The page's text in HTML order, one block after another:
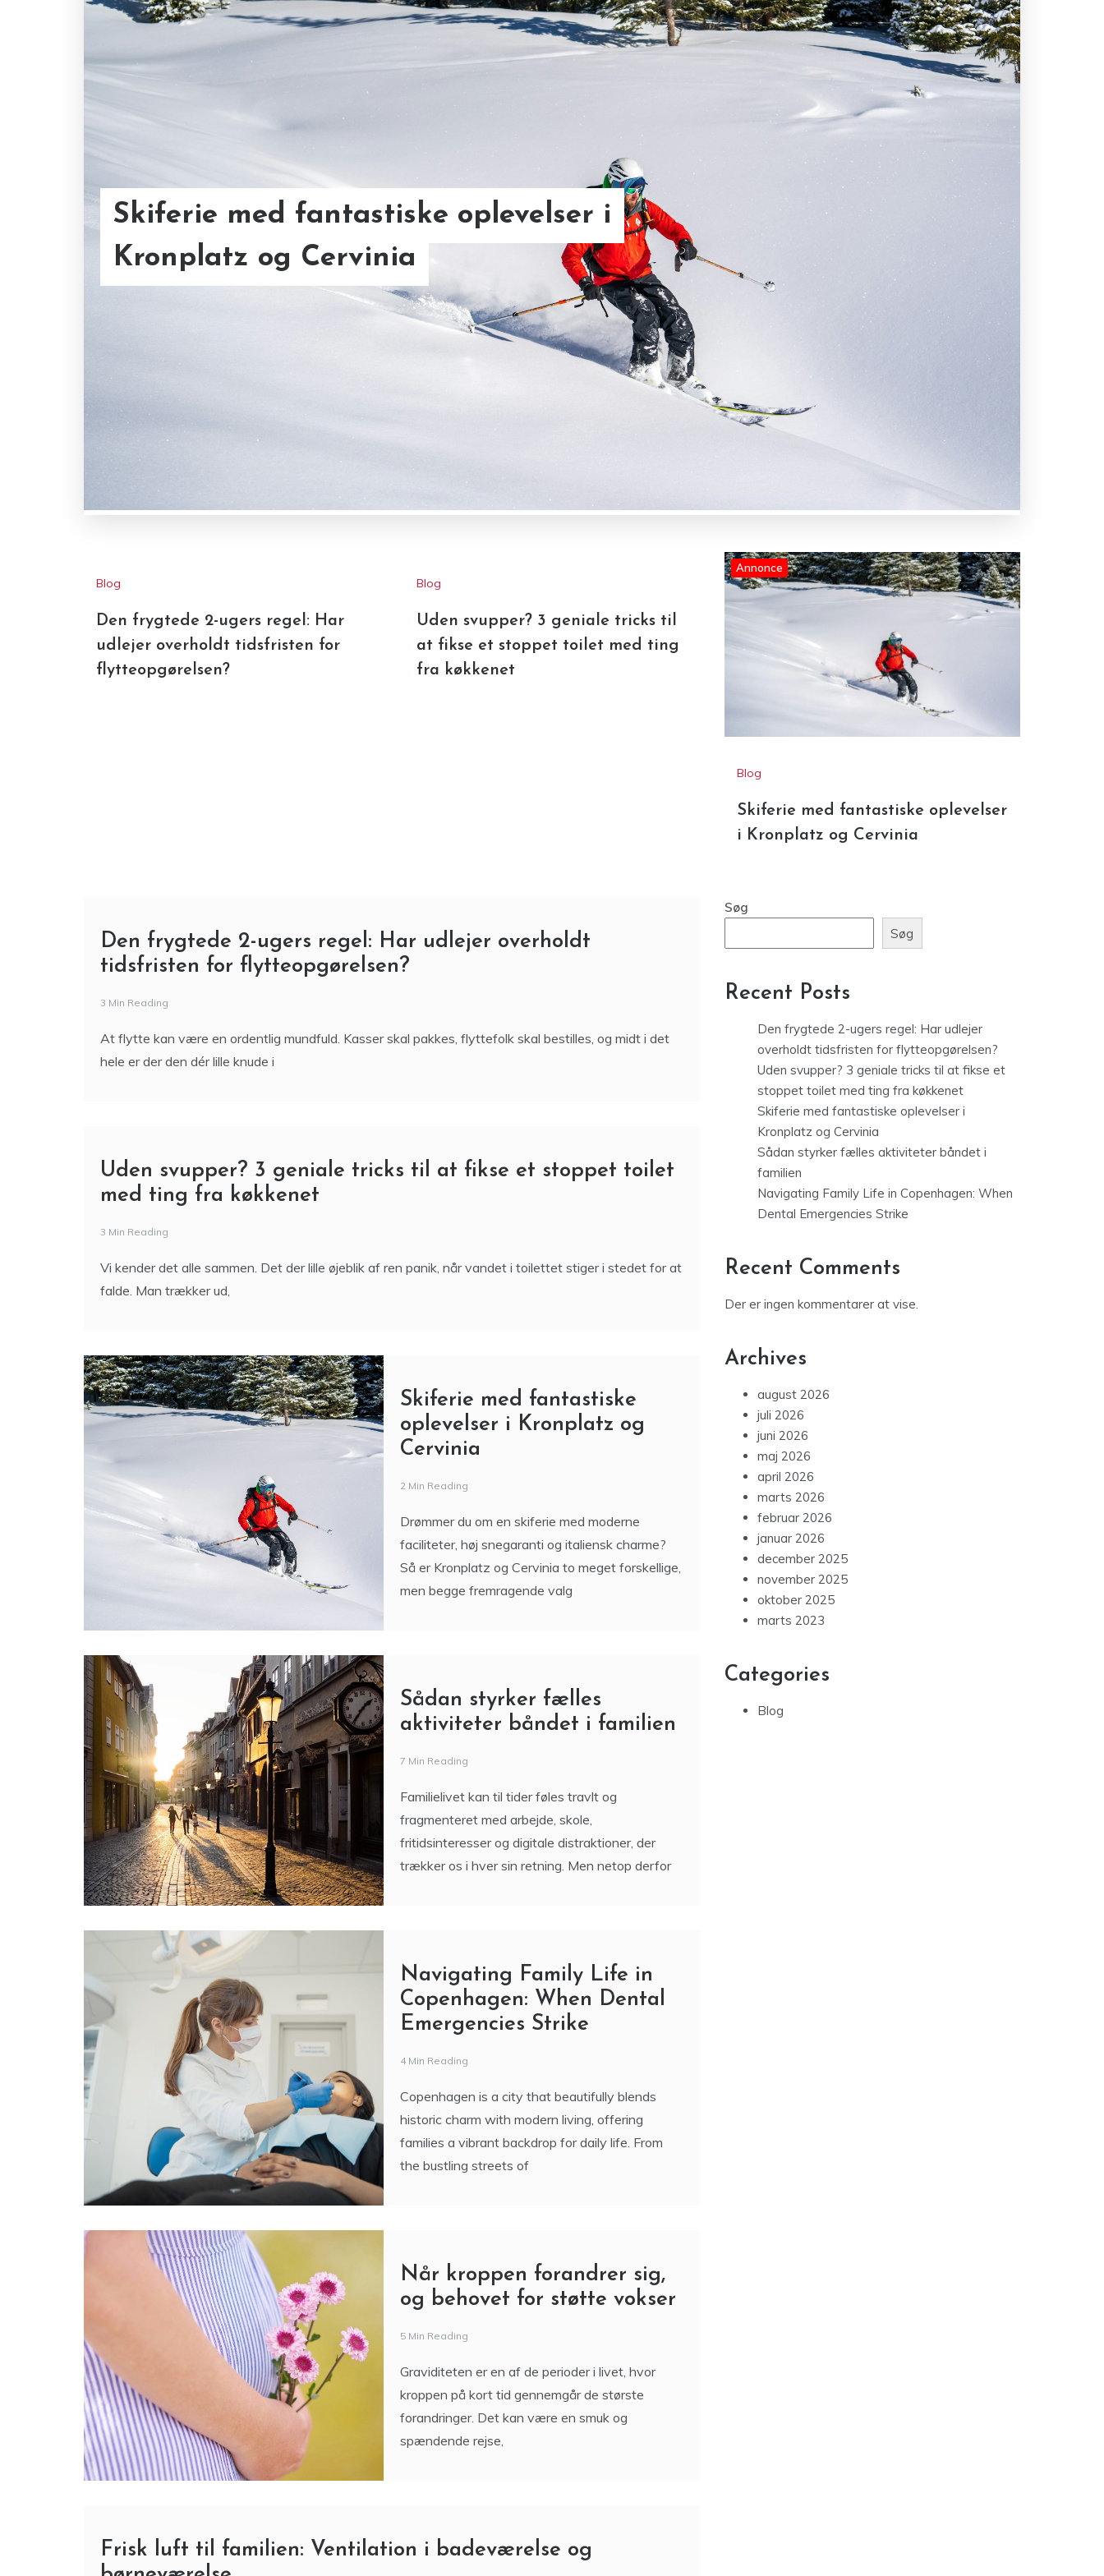
Skiferie med fantastiske oplevelser i
Kronplatz og Cervinia
Blog
Den frygtede 2-ugers regel: Har
udlejer overholdt tidsfristen for
flytteopgørelsen?
Blog
Uden svupper? 3 geniale tricks til
at fikse et stoppet toilet med ting
fra køkkenet
Annonce
Blog
Skiferie med fantastiske oplevelser
i Kronplatz og Cervinia
Den frygtede 2-ugers regel: Har udlejer overholdt
tidsfristen for flytteopgørelsen?
3 Min Reading
At flytte kan være en ordentlig mundfuld. Kasser skal pakkes, flyttefolk skal bestilles, og midt i det
hele er der den dér lille knude i
Uden svupper? 3 geniale tricks til at fikse et stoppet toilet
med ting fra køkkenet
3 Min Reading
Vi kender det alle sammen. Det der lille øjeblik af ren panik, når vandet i toilettet stiger i stedet for at
falde. Man trækker ud,
Skiferie med fantastiske
oplevelser i Kronplatz og
Cervinia
2 Min Reading
Drømmer du om en skiferie med moderne
faciliteter, høj snegaranti og italiensk charme?
Så er Kronplatz og Cervinia to meget forskellige,
men begge fremragende valg
Sådan styrker fælles
aktiviteter båndet i familien
7 Min Reading
Familielivet kan til tider føles travlt og
fragmenteret med arbejde, skole,
fritidsinteresser og digitale distraktioner, der
trækker os i hver sin retning. Men netop derfor
Navigating Family Life in
Copenhagen: When Dental
Emergencies Strike
4 Min Reading
Copenhagen is a city that beautifully blends
historic charm with modern living, offering
families a vibrant backdrop for daily life. From
the bustling streets of
Når kroppen forandrer sig,
og behovet for støtte vokser
5 Min Reading
Graviditeten er en af de perioder i livet, hvor
kroppen på kort tid gennemgår de største
forandringer. Det kan være en smuk og
spændende rejse,
Frisk luft til familien: Ventilation i badeværelse og
Søg
Søg
Recent Posts
Den frygtede 2-ugers regel: Har udlejer
overholdt tidsfristen for flytteopgørelsen?
Uden svupper? 3 geniale tricks til at fikse et
stoppet toilet med ting fra køkkenet
Skiferie med fantastiske oplevelser i
Kronplatz og Cervinia
Sådan styrker fælles aktiviteter båndet i
familien
Navigating Family Life in Copenhagen: When
Dental Emergencies Strike
Recent Comments
Der er ingen kommentarer at vise.
Archives
august 2026
juli 2026
juni 2026
maj 2026
april 2026
marts 2026
februar 2026
januar 2026
december 2025
november 2025
oktober 2025
marts 2023
Categories
Blog